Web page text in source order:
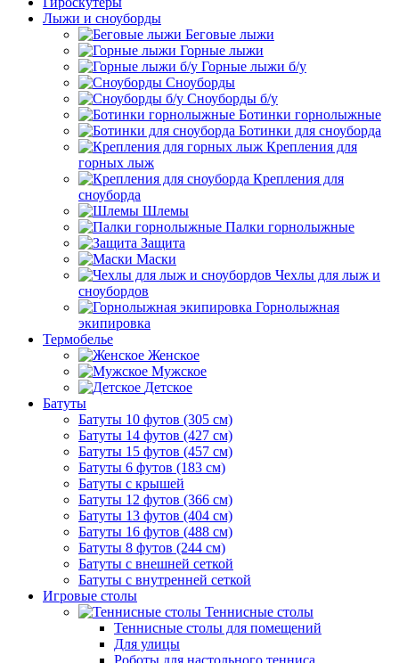
Лыжи и сноуборды
Беговые лыжи
Горные лыжи
Горные лыжи б/у
Сноуборды
Сноуборды б/у
Ботинки горнолыжные
Ботинки для сноуборда
Крепления для
горных лыж
Крепления для
сноуборда
Шлемы
Палки горнолыжные
Защита
Маски
Чехлы для лыж и
сноубордов
Горнолыжная
экипировка
Термобелье
Женское
Мужское
Детское
Батуты
Батуты 10 футов (305 см)
Батуты 14 футов (427 см)
Батуты 15 футов (457 см)
Батуты 6 футов (183 см)
Батуты с крышей
Батуты 12 футов (366 см)
Батуты 13 футов (404 см)
Батуты 16 футов (488 см)
Батуты 8 футов (244 см)
Батуты с внешней сеткой
Батуты с внутренней сеткой
Игровые столы
Теннисные столы
Теннисные столы для помещений
Для улицы
Роботы для настольного тенниса